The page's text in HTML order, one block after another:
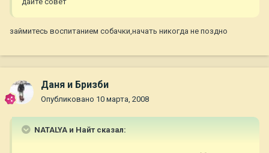
займитесь воспитанием собачки,начать никогда не поздно
Даня и Бризби
Опубликовано 10 марта, 2008
NATALYA и Найт сказал: